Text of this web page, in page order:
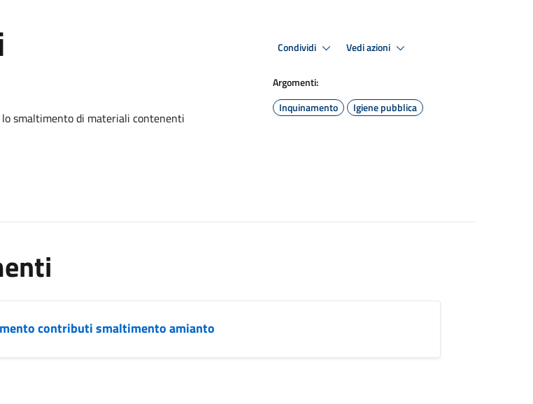
smaltimento di materiali contenenti
Condividi Vedi azioni
Argomenti:
Inquinamento
Igiene pubblica
contributi smaltimento amianto